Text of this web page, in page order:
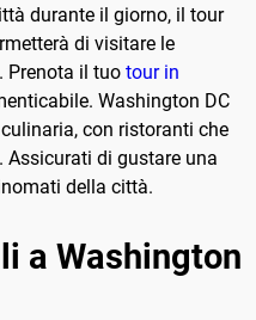
durante il giorno, il tour
di visitare le
Prenota il tuo tour in
Washington DC
con ristoranti che
di gustare una
della città.
a Washington